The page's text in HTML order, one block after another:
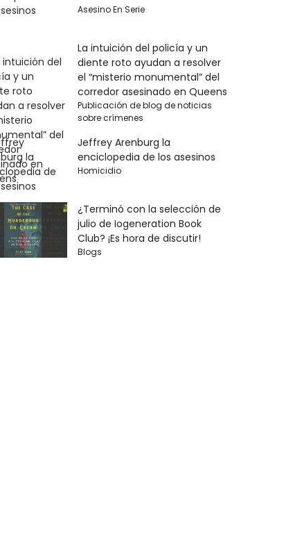
Asesino En Serie
La intuición del policía y un
diente roto ayudan a resolver
el “misterio monumental” del
corredor asesinado en Queens
Publicación de blog de noticias
sobre crímenes
Jeffrey Arenburg la
enciclopedia de los asesinos
Homicidio
¿Terminó con la selección de
julio de Iogeneration Book
Club? ¡Es hora de discutir!
Blogs